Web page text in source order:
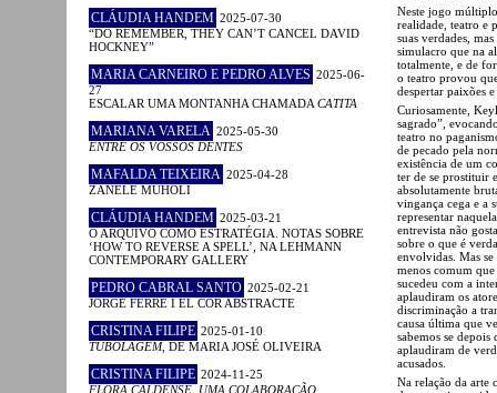
CLÁUDIA HANDEM 2025-07-30
“DO REMEMBER, THEY CAN’T CANCEL DAVID
HOCKNEY”
MARIA CARNEIRO E PEDRO ALVES 2025-06-
27
ESCALAR UMA MONTANHA CHAMADA CATITA
MARIANA VARELA 2025-05-30
ENTRE OS VOSSOS DENTES
MAFALDA TEIXEIRA 2025-04-28
ZANELE MUHOLI
CLÁUDIA HANDEM 2025-03-21
O ARQUIVO COMO ESTRATÉGIA. NOTAS SOBRE
‘HOW TO REVERSE A SPELL’, NA LEHMANN
CONTEMPORARY GALLERY
PEDRO CABRAL SANTO 2025-02-21
JORGE FERRÉ I EL COR ABSTRACTE
CRISTINA FILIPE 2025-01-10
TUBOLAGEM, DE MARIA JOSÉ OLIVEIRA
CRISTINA FILIPE 2024-11-25
FLORA CALDENSE. UMA COLABORAÇÃO
Neste jogo
realidade, teatro e
suas verdades,
simulacro que na
totalmente, e de
o teatro provou
despertar paixões
Curiosamente,
sagrado”,
teatro no
de pecado pela
existência de um
ter de se prostituir
absolutamente
vingança cega e a
representar
entrevista não
sobre o que é
envolvidas. Mas
menos comum
sucedeu com a
aplaudiram os
discriminação a
causa última que
sabemos se
aplaudiram de
acusados.
Na relação da arte